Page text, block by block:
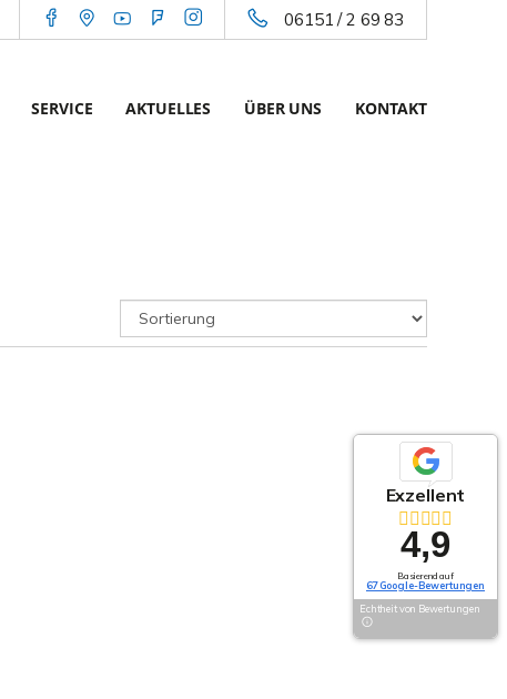
06151 / 2 69 83
SERVICE AKTUELLES ÜBER UNS KONTAKT
Exzellent
4,9
Basierend auf
67 Google-Bewertungen
Echtheit von Bewertungen